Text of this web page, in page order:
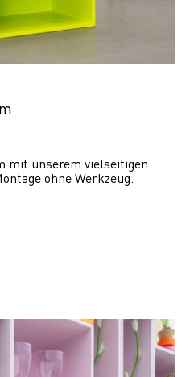
mit unserem vielseitigen
ohne Werkzeug.